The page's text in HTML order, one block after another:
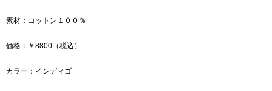
素材：コットン１００％
価格：￥8800（税込）
カラー：インディゴ